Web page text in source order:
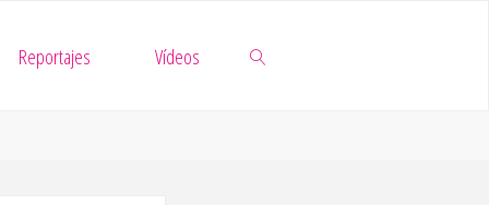
Reportajes Vídeos